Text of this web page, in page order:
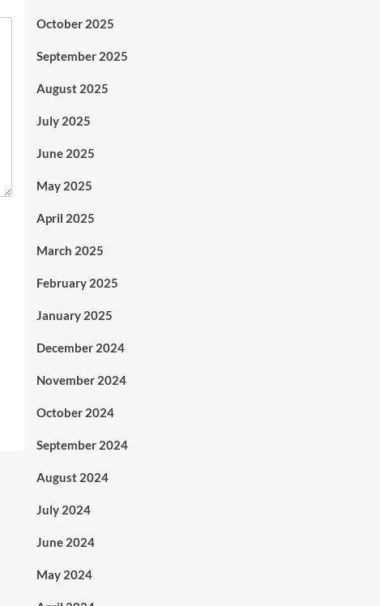
October 2025
September 2025
August 2025
July 2025
June 2025
May 2025
April 2025
March 2025
February 2025
January 2025
December 2024
November 2024
October 2024
September 2024
August 2024
July 2024
June 2024
May 2024